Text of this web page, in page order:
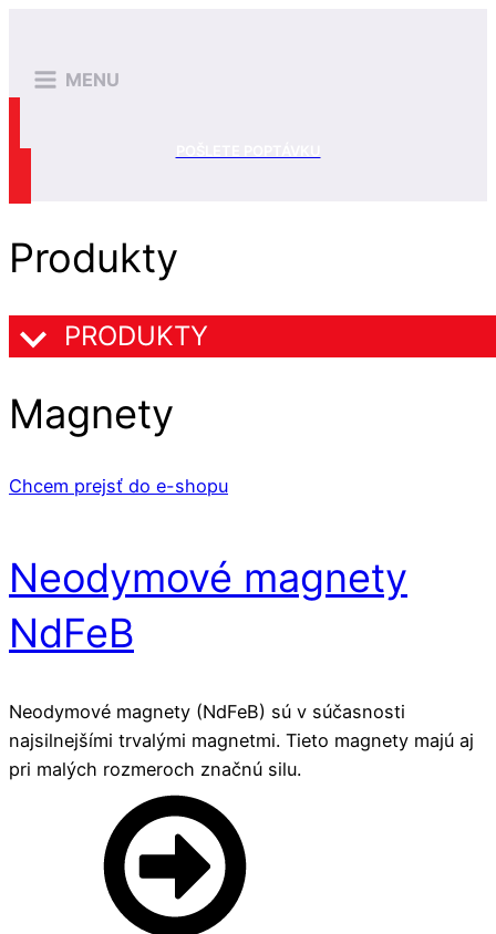
MENU
Produkty
PRODUKTY
Magnety
Chcem prejsť do e-shopu
Neodymové magnety
NdFeB
Neodymové magnety (NdFeB) sú v súčasnosti
najsilnejšími trvalými magnetmi. Tieto magnety majú aj
pri malých rozmeroch značnú silu.